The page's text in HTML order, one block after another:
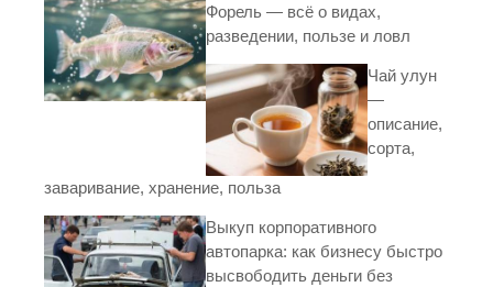
Форель — всё о видах,
разведении, пользе и ловл
Чай улун
—
описание,
сорта,
заваривание, хранение, польза
Выкуп корпоративного
автопарка: как бизнесу быстро
высвободить деньги без